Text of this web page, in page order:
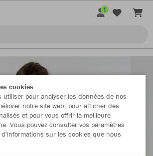
1
cookies
utiliser pour analyser les données de nos
notre site web, pour afficher des
et pour vous offrir la meilleure
Vous pouvez consulter vos paramètres
sur les cookies que nous